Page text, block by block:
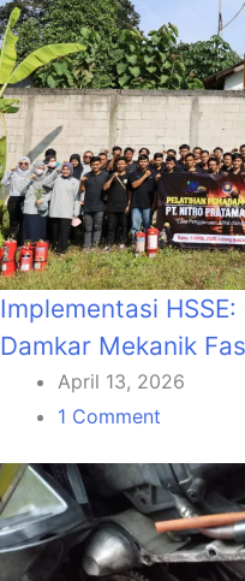
Implementasi
Damkar Mekanik
April 13, 2026
1 Comment